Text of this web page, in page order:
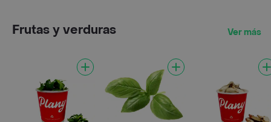
Frutas y verduras Ver más